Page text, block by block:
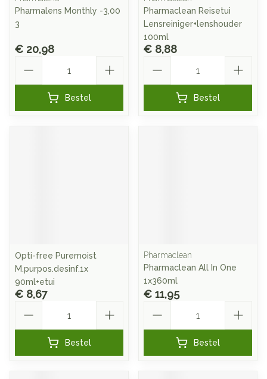
Pharmalens Monthly -3,00
3
€ 20,98
Bestel
Pharmaclean Reisetui
Lensreiniger+lenshouder
100ml
€ 8,88
Bestel
Opti-free Puremoist
M.purpos.desinf.1x
90ml+etui
€ 8,67
Bestel
Pharmaclean
Pharmaclean All In One
1x360ml
€ 11,95
Bestel